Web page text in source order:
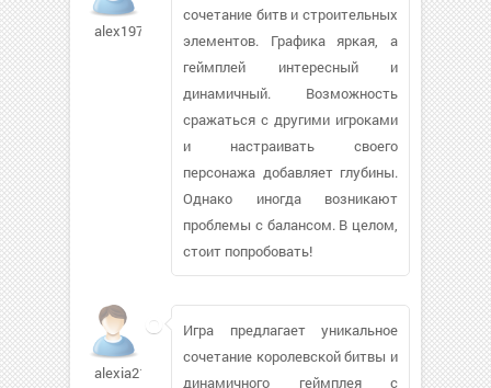
alex197609
сочетание битв и строительных
элементов. Графика яркая, а
геймплей интересный и
динамичный. Возможность
сражаться с другими игроками
и настраивать своего
персонажа добавляет глубины.
Однако иногда возникают
проблемы с балансом. В целом,
стоит попробовать!
alexia21
Игра предлагает уникальное
сочетание королевской битвы и
динамичного геймплея с